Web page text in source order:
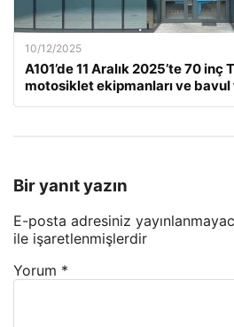
10/12/2025
A101’de 11 Aralık 2025’te 70 inç
motosiklet ekipmanları ve bavul
Bir yanıt yazın
E-posta adresiniz
ile işaretlenmişlerdir
Yorum *